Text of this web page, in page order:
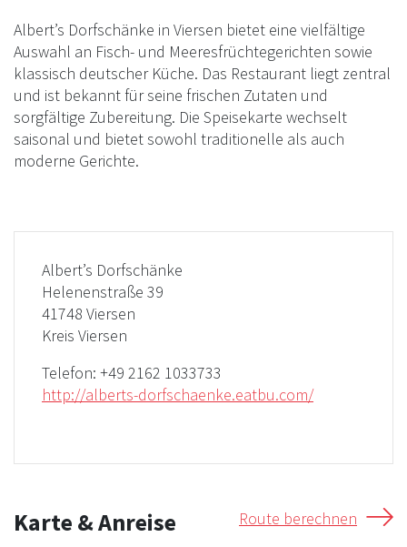
Albert’s Dorfschänke in Viersen bietet eine vielfältige
Auswahl an Fisch- und Meeresfrüchtegerichten sowie
klassisch deutscher Küche. Das Restaurant liegt zentral
und ist bekannt für seine frischen Zutaten und
sorgfältige Zubereitung. Die Speisekarte wechselt
saisonal und bietet sowohl traditionelle als auch
moderne Gerichte.
Albert’s Dorfschänke
Helenenstraße 39
41748 Viersen
Kreis Viersen
Telefon: +49 2162 1033733
http://alberts-dorfschaenke.eatbu.com/
Karte & Anreise Route berechnen